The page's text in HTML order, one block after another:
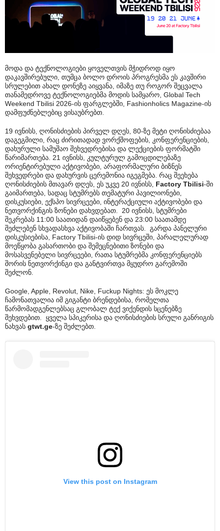
მოდა და ტექნოლოგიები ყოველთვის მჭიდროდ იყო
დაკავშირებული, თუმცა ბოლო დროის პროგრესმა ეს კავშირი
სრულებით ახალ დონეზე აიყვანა, იმაზე თუ როგორ შეცვალა
თანამედროვე ტექნოლოგიებმა მოდის სამყარო, Global Tech
Weekend Tbilisi 2026-ის ფარგლებში, Fashionholics Magazine-ის
დამფუძნებლებიც ვისაუბრებთ.
19 ივნისს, ღონისძიების პირველ დღეს, 80-ზე მეტი ღონისძიებაა
დაგეგმილი, რაც ძირითადად ვორქშოფების, კონფერენციების,
დახურული სამუშაო შეხვედრებისა და ლექციების ფორმატში
წარიმართება. 21 ივნისს, კულტურულ გამოცდილებაზე
ორიენტირებული აქტივობები, არაფორმალური ბიზნეს
შეხვედრები და დახურვის ცერემონია იგეგმება. რაც შეეხება
ღონისძიების მთავარ დღეს, ეს უკვე 20 ივნისს, Factory Tbilisi-ში
გაიმართება, სადაც სტუმრებს თემატური პავილიონები,
დისკუსიები, ექსპო სივრცეები, ინტერაქციული აქტივობები და
ნეთვორქინგის ზონები დახვდებათ. 20 ივნისს, სტუმრები
შეკრებას 11:00 საათიდან დაიწყებენ და 23:00 საათამდე
შეძლებენ სხვადასხვა აქტივობაში ჩართვას. გარდა პანელური
დისკუსიებისა, Factory Tbilisi-ის დიდ სივრცეში, პარალელურად
მოეწყობა გასართობი და შემეცნებითი ზონები და
მოსასვენებელი სივრცეები, რათა სტუმრებმა კონფერენციებს
შორის ნეთვორქინგი და განტვირთვა მყუდრო გარემოში
შეძლონ.
Google, Apple, Revolut, Nike, Fuckup Nights: ეს მოკლე
ჩამონათვალია იმ გიგანტი ბრენდებისა, რომელთა
წარმომადგენლებსაც გლობალ ტექ ვიქენდის სცენებზე
შეხვდებით. ყველა სპიკერისა და ღონისძიების სრული განრიგის
ნახვას gtwt.ge-ზე შეძლებთ.
View this post on Instagram